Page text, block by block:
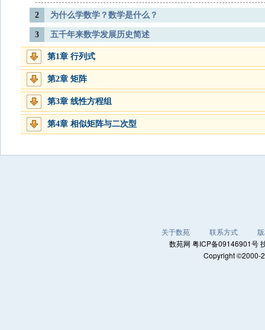
2 为什么学数学？数学是什么？
3 五千年来数学发展历史简述
第1章 行列式
第2章 矩阵
第3章 线性方程组
第4章 相似矩阵与二次型
关于数苑 联系方式
数苑网 粤ICP备09146901号
Copyright ©2000-